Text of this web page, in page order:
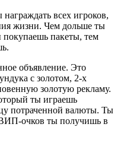
всех игроков,
жизни. Чем дольше ты
пакеты, тем
объявление. Это
с золотом, 2-х
золотую рекламу.
ты играешь
потраченной валюты. Ты
очков ты получишь в